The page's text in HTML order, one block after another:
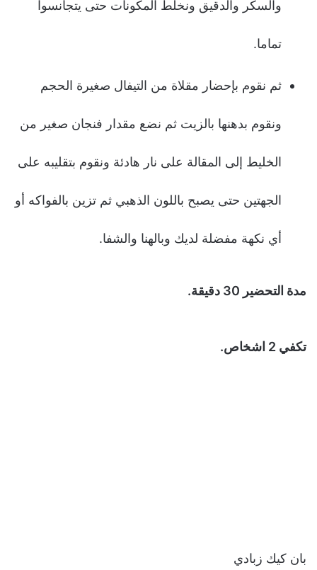
والسكر والدقيق ونخلط المكونات حتى يتجانسوا
تماما.
ثم نقوم بإحضار مقلاة من التيفال صغيرة الحجم
ونقوم بدهنها بالزيت ثم نضع مقدار فنجان صغير من
الخليط إلى المقالة على نار هادئة ونقوم بتقليبه على
الجهتين حتى يصبح باللون الذهبي ثم تزين بالفواكه أو
أي نكهة مفضلة لديك وبالهنا والشفا.
مدة التحضير 30 دقيقة.
تكفي 2 اشخاص.
بان كيك زبادي